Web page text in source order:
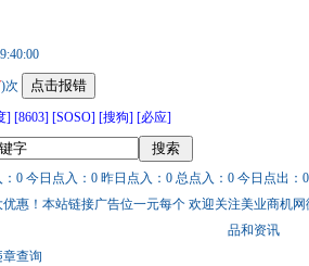
)次
] [8603] [SOSO] [搜狗] [必应]
0 今日点入：0 昨日点入：0 总点入：0 今日点出：
惠！本站链接广告位一元每个 欢迎关注美业商机
品和资讯
查询